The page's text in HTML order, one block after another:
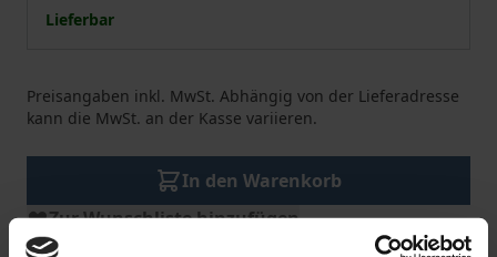
Lieferbar
Preisangaben inkl. MwSt. Abhängig von der Lieferadresse
kann die MwSt. an der Kasse variieren.
In den Warenkorb
Zur Wunschliste hinzufügen
Hinweise zu Versandkosten